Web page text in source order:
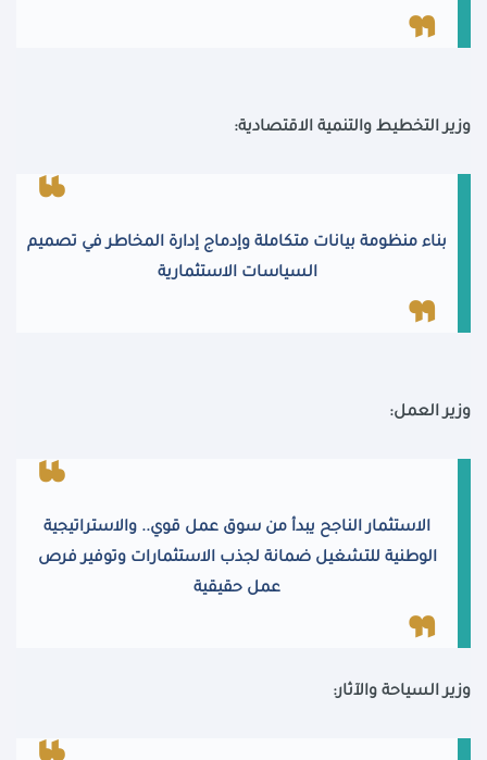
وزير التخطيط والتنمية الاقتصادية:
بناء منظومة بيانات متكاملة وإدماج إدارة المخاطر في تصميم
السياسات الاستثمارية
وزير العمل:
الاستثمار الناجح يبدأ من سوق عمل قوي.. والاستراتيجية
الوطنية للتشغيل ضمانة لجذب الاستثمارات وتوفير فرص
عمل حقيقية
وزير السياحة والآثار: